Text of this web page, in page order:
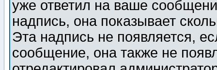
уже ответил на ваше
надпись, она показывает
Эта надпись не появляется,
сообщение, она также не